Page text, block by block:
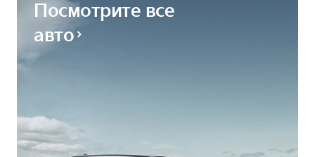
Посмотрите все
авто